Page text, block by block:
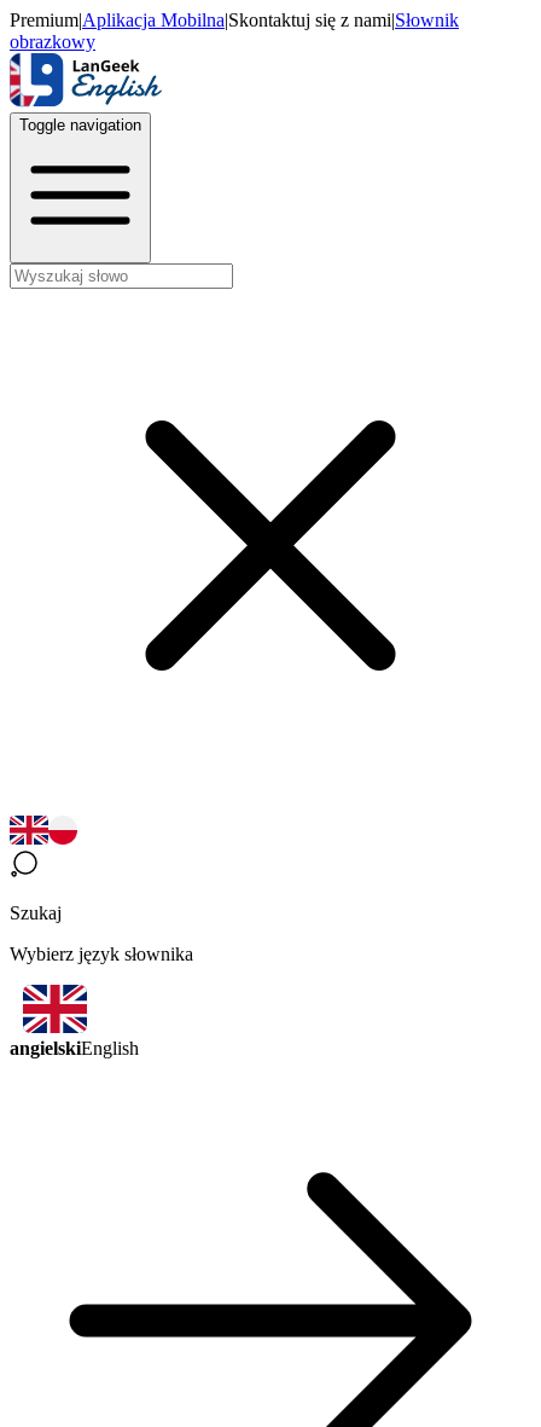
Premium|Aplikacja Mobilna|Skontaktuj się z nami|Słownik
obrazkowy
Toggle navigation
Szukaj
Wybierz język słownika
angielskiEnglish